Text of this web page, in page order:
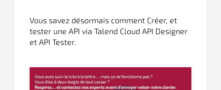
Vous savez désormais comment Créer, et
tester une API via Talend Cloud API Designer
et API Tester.